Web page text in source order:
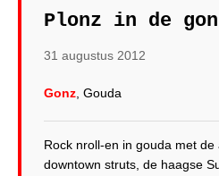
Plonz in de
31 augustus 2012
Gonz , Gouda
Rock nroll-en in gouda met
downtown struts, de haagse